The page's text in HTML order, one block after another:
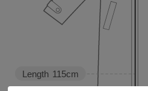
Length 115cm